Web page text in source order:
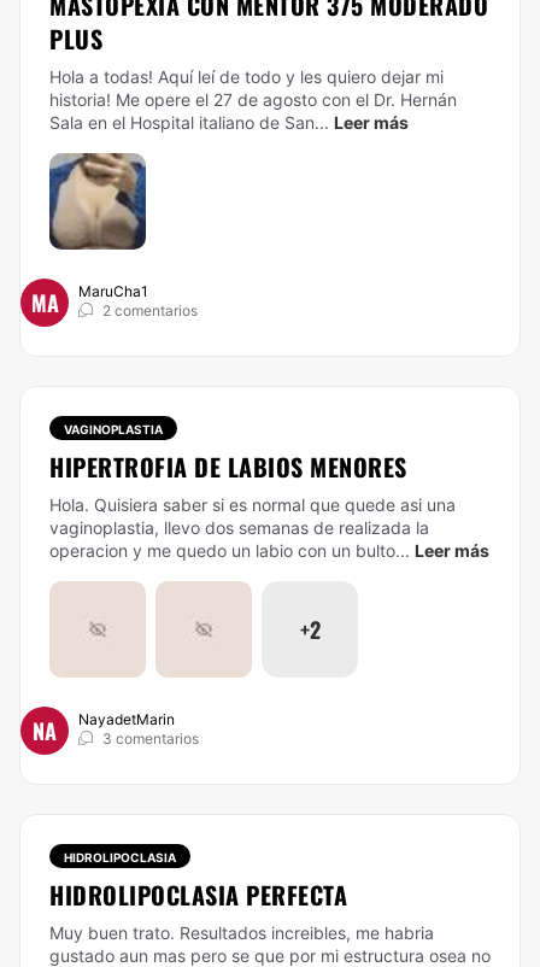
PLUS
Hola a todas! Aquí leí de todo y les quiero dejar mi
historia! Me opere el 27 de agosto con el Dr. Hernán
Sala en el Hospital italiano de San... Leer más
MA
MaruCha1
2 comentarios
VAGINOPLASTIA
HIPERTROFIA DE LABIOS MENORES
Hola. Quisiera saber si es normal que quede asi una
vaginoplastia, llevo dos semanas de realizada la
operacion y me quedo un labio con un bulto... Leer más
+2
NA
NayadetMarin
3 comentarios
HIDROLIPOCLASIA
HIDROLIPOCLASIA PERFECTA
Muy buen trato. Resultados increibles, me habria
gustado aun mas pero se que por mi estructura osea no